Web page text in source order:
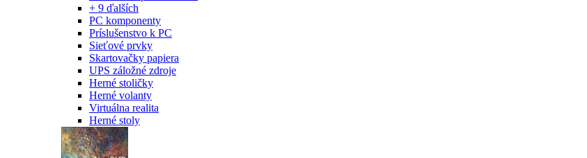
+ 9 ďalších
PC komponenty
Príslušenstvo k PC
Sieťové prvky
Skartovačky papiera
UPS záložné zdroje
Herné stoličky
Herné volanty
Virtuálna realita
Herné stoly